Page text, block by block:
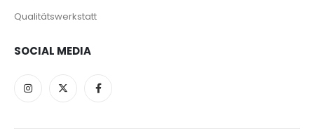
Qualitätswerkstatt
SOCIAL MEDIA